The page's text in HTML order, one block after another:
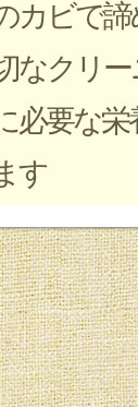
カビで
なクリ
必要な
す